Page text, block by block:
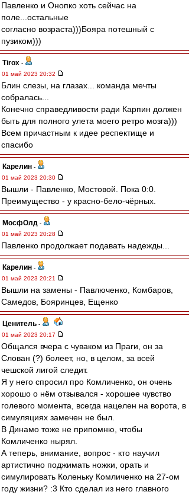
Павленко и Онопко хоть сейчас на
поле...остальные
согласно возраста)))Бояра потешный с
пузиком)))
Tirox -
01 май 2023 20:32
Блин слезы, на глазах... команда мечты
собралась...
Конечно справедливости ради Карпин должен
быть для полного улета моего ретро мозга)))
Всем причастным к идее респектище и
спасибо
Карелин -
01 май 2023 20:30
Вышли - Павленко, Мостовой. Пока 0:0.
Преимущество - у красно-бело-чёрных.
МосфОлд -
01 май 2023 20:28
Павленко продолжает подавать надежды...
Карелин -
01 май 2023 20:21
Вышли на замены - Павлюченко, Комбаров,
Самедов, Бояринцев, Ещенко
Ценитель -
01 май 2023 20:17
Общался вчера с чуваком из Праги, он за
Слован (?) болеет, но, в целом, за всей
чешской лигой следит.
Я у него спросил про Комличенко, он очень
хорошо о нём отзывался - хорошее чувство
голевого момента, всегда нацелен на ворота, в
симуляциях замечен не был.
В Динамо тоже не припомню, чтобы
Комличенко нырял.
А теперь, внимание, вопрос - кто научил
артистично поджимать ножки, орать и
симулировать Коленьку Комличенко на 27-ом
году жизни? :3 Кто сделал из него главного